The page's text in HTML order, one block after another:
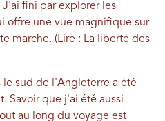
fini par explorer les
offre une vue magnifique sur
marche. (Lire : La liberté des
le sud de l'Angleterre a été
Savoir que j'ai été aussi
au long du voyage est